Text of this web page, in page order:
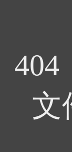
404
文